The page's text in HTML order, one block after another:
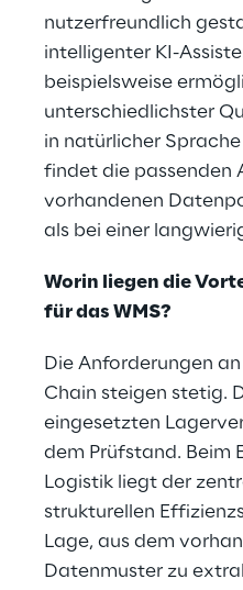
nutzerfreundlich
intelligenter KI-
beispielsweise
unterschiedlichster
in natürlicher
findet die passenden
vorhandenen
als bei einer
Worin liegen die
für das WMS?
Die Anforderungen
Chain steigen stetig.
eingesetzten
dem Prüfstand. Beim
Logistik liegt der
strukturellen
Lage, aus dem
Datenmuster zu